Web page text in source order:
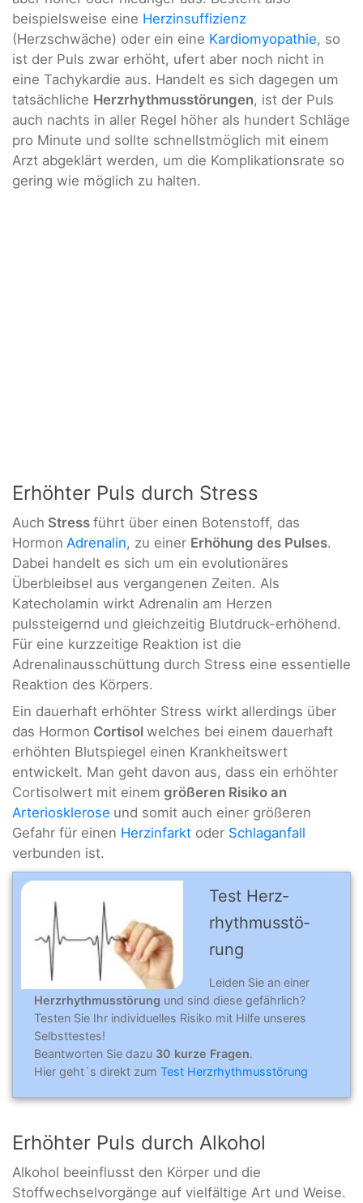
beispielsweise eine Herzinsuffizienz
(Herzschwäche) oder ein eine Kardiomyopathie, so
ist der Puls zwar erhöht, ufert aber noch nicht in
eine Tachykardie aus. Handelt es sich dagegen um
tatsächliche Herzrhythmusstörungen, ist der Puls
auch nachts in aller Regel höher als hundert Schläge
pro Minute und sollte schnellstmöglich mit einem
Arzt abgeklärt werden, um die Komplikationsrate so
gering wie möglich zu halten.
Erhöhter Puls durch Stress
Auch Stress führt über einen Botenstoff, das
Hormon Adrenalin, zu einer Erhöhung des Pulses.
Dabei handelt es sich um ein evolutionäres
Überbleibsel aus vergangenen Zeiten. Als
Katecholamin wirkt Adrenalin am Herzen
pulssteigernd und gleichzeitig Blutdruck-erhöhend.
Für eine kurzzeitige Reaktion ist die
Adrenalinausschüttung durch Stress eine essentielle
Reaktion des Körpers.
Ein dauerhaft erhöhter Stress wirkt allerdings über
das Hormon Cortisol welches bei einem dauerhaft
erhöhten Blutspiegel einen Krankheitswert
entwickelt. Man geht davon aus, dass ein erhöhter
Cortisolwert mit einem größeren Risiko an
Arteriosklerose und somit auch einer größeren
Gefahr für einen Herzinfarkt oder Schlaganfall
verbunden ist.
Test Herz­
rhythmus­stö­
rung
Leiden Sie an einer
Herzrhythmusstörung und sind diese gefährlich?
Testen Sie Ihr individuelles Risiko mit Hilfe unseres
Selbsttestes!
Beantworten Sie dazu 30 kurze Fragen.
Hier geht´s direkt zum Test Herzrhythmusstörung
Erhöhter Puls durch Alkohol
Alkohol beeinflusst den Körper und die
Stoffwechselvorgänge auf vielfältige Art und Weise.